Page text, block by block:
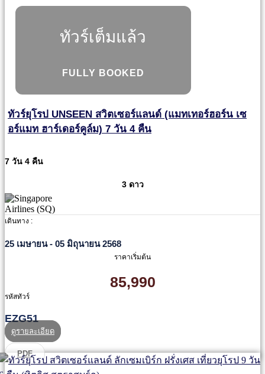
ทัวร์เต็มแล้ว
FULLY BOOKED
ทัวร์ยุโรป UNSEEN สวิตเซอร์แลนด์ (แมทเทอร์ฮอร์น เซ
อร์แมท ฮาร์เดอร์คูล์ม) 7 วัน 4 คืน
7 วัน 4 คืน
3 ดาว
เดินทาง :
25 เมษายน - 05 มิถุนายน 2568
ราคาเริ่มต้น
85,990
รหัสทัวร์
EZG51
ดูรายละเอียด
PDF